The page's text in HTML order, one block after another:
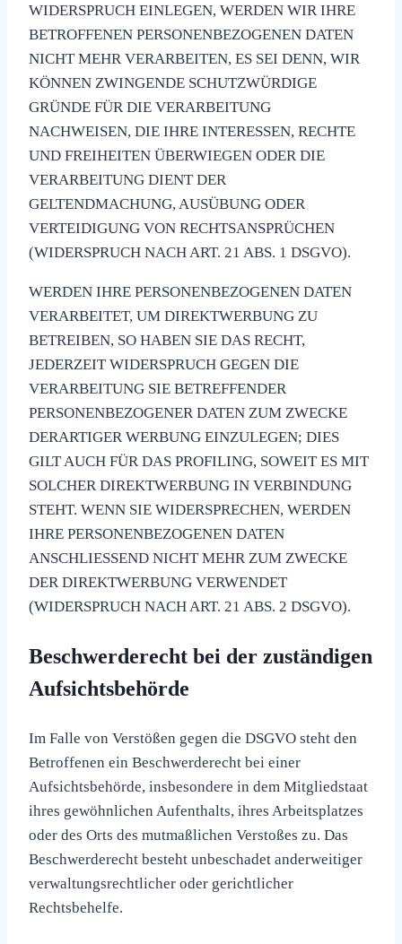
WIDERSPRUCH EINLEGEN, WERDEN WIR IHRE
BETROFFENEN PERSONENBEZOGENEN DATEN
NICHT MEHR VERARBEITEN, ES SEI DENN, WIR
KÖNNEN ZWINGENDE SCHUTZWÜRDIGE
GRÜNDE FÜR DIE VERARBEITUNG
NACHWEISEN, DIE IHRE INTERESSEN, RECHTE
UND FREIHEITEN ÜBERWIEGEN ODER DIE
VERARBEITUNG DIENT DER
GELTENDMACHUNG, AUSÜBUNG ODER
VERTEIDIGUNG VON RECHTSANSPRÜCHEN
(WIDERSPRUCH NACH ART. 21 ABS. 1 DSGVO).
WERDEN IHRE PERSONENBEZOGENEN DATEN
VERARBEITET, UM DIREKTWERBUNG ZU
BETREIBEN, SO HABEN SIE DAS RECHT,
JEDERZEIT WIDERSPRUCH GEGEN DIE
VERARBEITUNG SIE BETREFFENDER
PERSONENBEZOGENER DATEN ZUM ZWECKE
DERARTIGER WERBUNG EINZULEGEN; DIES
GILT AUCH FÜR DAS PROFILING, SOWEIT ES MIT
SOLCHER DIREKTWERBUNG IN VERBINDUNG
STEHT. WENN SIE WIDERSPRECHEN, WERDEN
IHRE PERSONENBEZOGENEN DATEN
ANSCHLIESSEND NICHT MEHR ZUM ZWECKE
DER DIREKTWERBUNG VERWENDET
(WIDERSPRUCH NACH ART. 21 ABS. 2 DSGVO).
Beschwerde­recht bei der zuständigen
Aufsichts­behörde
Im Falle von Verstößen gegen die DSGVO steht den
Betroffenen ein Beschwerderecht bei einer
Aufsichtsbehörde, insbesondere in dem Mitgliedstaat
ihres gewöhnlichen Aufenthalts, ihres Arbeitsplatzes
oder des Orts des mutmaßlichen Verstoßes zu. Das
Beschwerderecht besteht unbeschadet anderweitiger
verwaltungsrechtlicher oder gerichtlicher
Rechtsbehelfe.